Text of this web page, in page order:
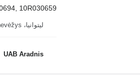
10R030659
ليتوانيا، Panevėžys
UAB Aradnis